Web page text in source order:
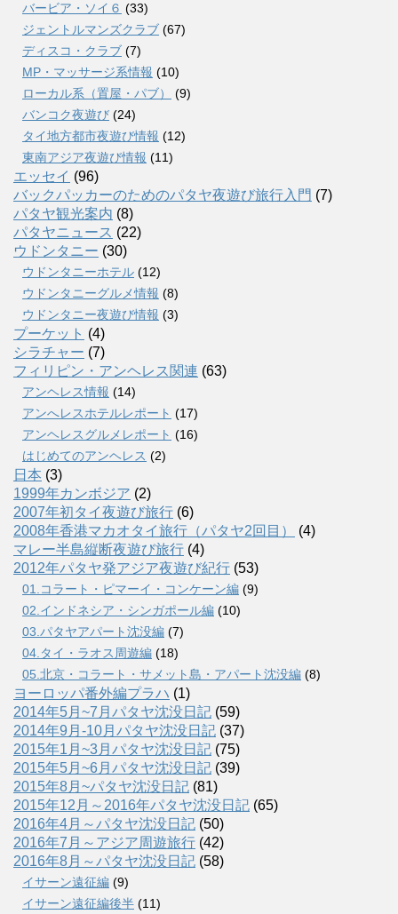
バービア・ソイ６ (33)
ジェントルマンズクラブ (67)
ディスコ・クラブ (7)
MP・マッサージ系情報 (10)
ローカル系（置屋・パブ）
(9)
バンコク夜遊び (24)
タイ地方都市夜遊び情報 (12)
東南アジア夜遊び情報 (11)
エッセイ (96)
バックパッカーのためのパタヤ夜遊び旅行入門 (7)
パタヤ観光案内 (8)
パタヤニュース (22)
ウドンタニー (30)
ウドンタニーホテル (12)
ウドンタニーグルメ情報 (8)
ウドンタニー夜遊び情報 (3)
プーケット (4)
シラチャー (7)
フィリピン・アンヘレス関連 (63)
アンヘレス情報 (14)
アンへレスホテルレポート (17)
アンヘレスグルメレポート (16)
はじめてのアンヘレス (2)
日本 (3)
1999年カンボジア (2)
2007年初タイ夜遊び旅行 (6)
2008年香港マカオタイ旅行（パタヤ2回目）
(4)
マレー半島縦断夜遊び旅行 (4)
2012年パタヤ発アジア夜遊び紀行 (53)
01.コラート・ピマーイ・コンケーン編 (9)
02.インドネシア・シンガポール編 (10)
03.パタヤアパート沈没編 (7)
04.タイ・ラオス周遊編 (18)
05.北京・コラート・サメット島・アパート沈没編 (8)
ヨーロッパ番外編プラハ (1)
2014年5月~7月パタヤ沈没日記 (59)
2014年9月-10月パタヤ沈没日記 (37)
2015年1月~3月パタヤ沈没日記 (75)
2015年5月~6月パタヤ沈没日記 (39)
2015年8月~パタヤ沈没日記 (81)
2015年12月～2016年パタヤ沈没日記 (65)
2016年4月～パタヤ沈没日記 (50)
2016年7月～アジア周遊旅行 (42)
2016年8月～パタヤ沈没日記 (58)
イサーン遠征編 (9)
イサーン遠征編後半 (11)